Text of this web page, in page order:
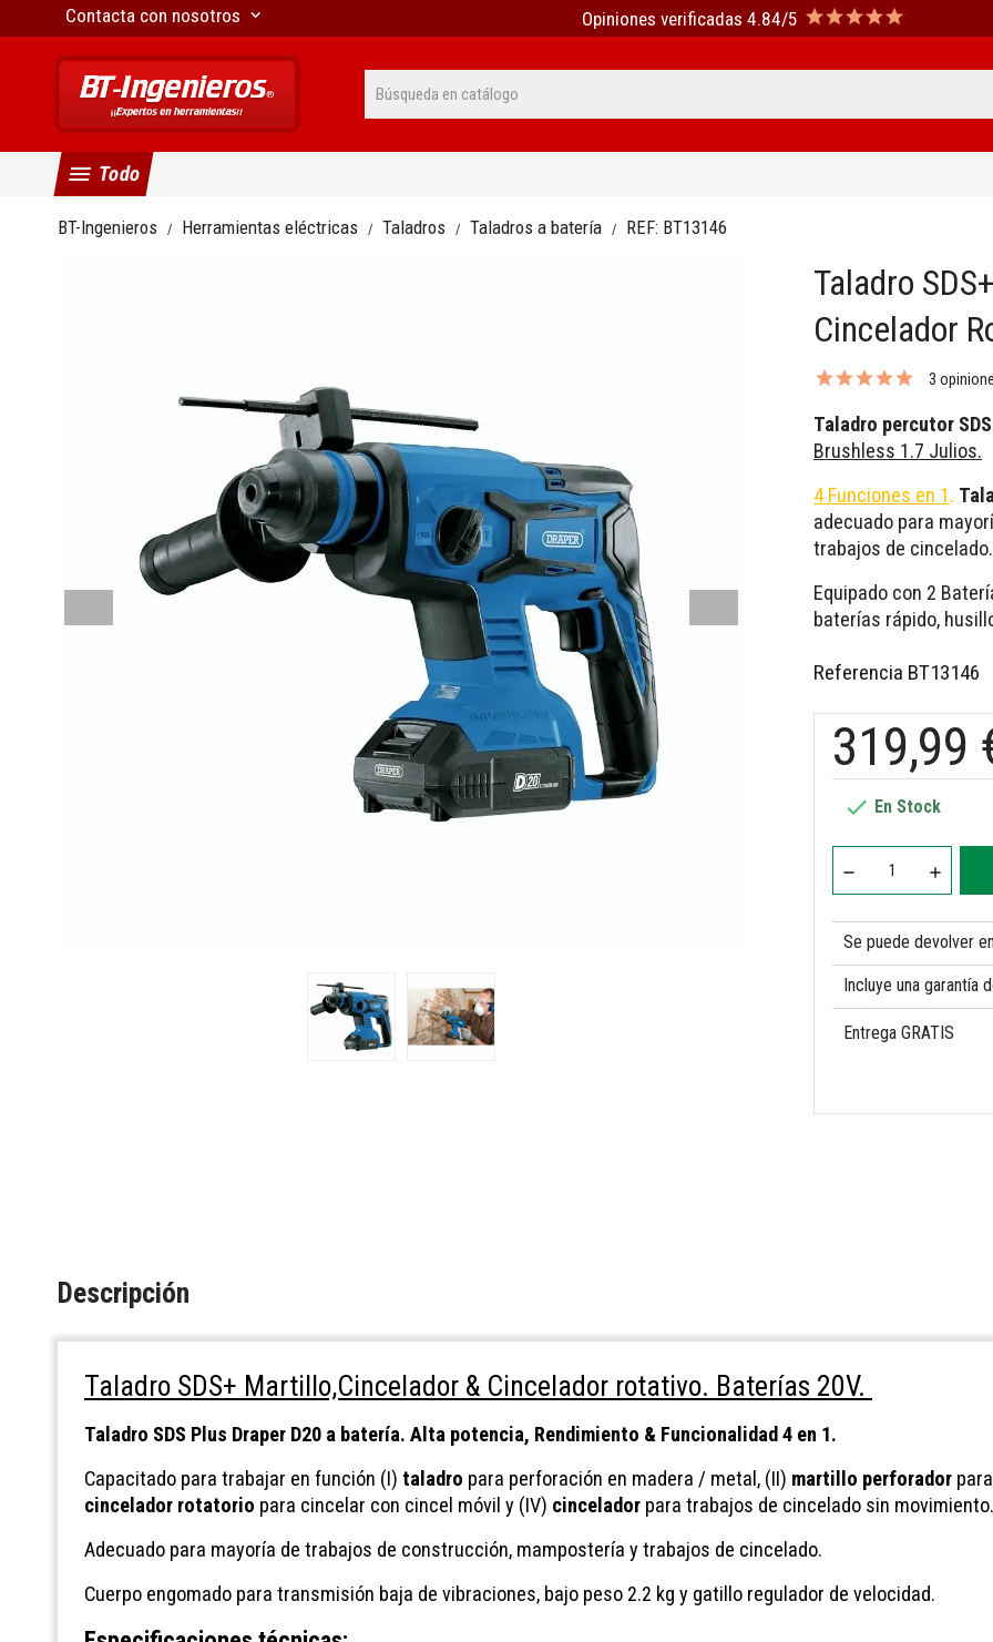
Contacta con nosotros keyboard_arrow_down Opiniones verificadas 4.84/5
menu Todo
BT-Ingenieros Herramientas eléctricas Taladros Taladros a batería REF: BT13146
Taladro
Cincelador
3
Taladro percutor
Brushless 1.7 Julios.
4 Funciones en 1.
adecuado para
trabajos de cincelado.
Equipado con 2
baterías rápido,
Referencia BT13146
319,99
 En Stock
Se puede devolver
Incluye una garantía
Entrega GRATIS
Descripción
Taladro SDS+ Martillo,Cincelador & Cincelador rotativo. Baterías 20V.
Taladro SDS Plus Draper D20 a batería. Alta potencia, Rendimiento & Funcionalidad 4 en 1.
Capacitado para trabajar en función (I) taladro para perforación en madera / metal, (II) martillo perforador
cincelador rotatorio para cincelar con cincel móvil y (IV) cincelador para trabajos de cincelado sin
Adecuado para mayoría de trabajos de construcción, mampostería y trabajos de cincelado.
Cuerpo engomado para transmisión baja de vibraciones, bajo peso 2.2 kg y gatillo regulador de velocidad.